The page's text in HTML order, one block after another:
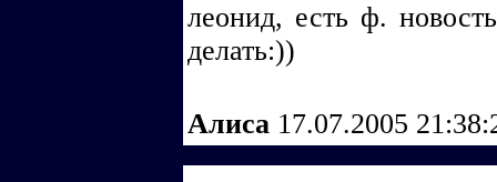
леонид, есть ф.
делать:))
Алиса 17.07.2005